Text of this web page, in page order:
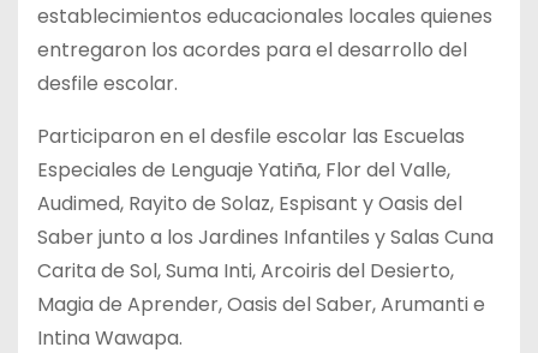
establecimientos educacionales locales quienes
entregaron los acordes para el desarrollo del
desfile escolar.
Participaron en el desfile escolar las Escuelas
Especiales de Lenguaje Yatiña, Flor del Valle,
Audimed, Rayito de Solaz, Espisant y Oasis del
Saber junto a los Jardines Infantiles y Salas Cuna
Carita de Sol, Suma Inti, Arcoiris del Desierto,
Magia de Aprender, Oasis del Saber, Arumanti e
Intina Wawapa.